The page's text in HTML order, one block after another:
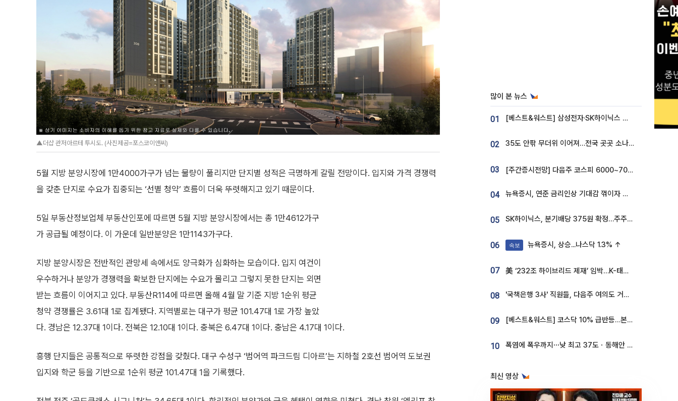
▲더샵 관저아르테 투시도. (사진제공=포스코이앤씨)
5월 지방 분양시장에 1만4000가구가 넘는 물량이 풀리지만 단지별 성적은 극명하게 갈릴 전망이다. 입지와 가격 경쟁력
을 갖춘 단지로 수요가 집중되는 ‘선별 청약’ 흐름이 더욱 뚜렷해지고 있기 때문이다.
5일 부동산정보업체 부동산인포에 따르면 5월 지방 분양시장에서는 총 1만4612가구
가 공급될 예정이다. 이 가운데 일반분양은 1만1143가구다.
지방 분양시장은 전반적인 관망세 속에서도 양극화가 심화하는 모습이다. 입지 여건이
우수하거나 분양가 경쟁력을 확보한 단지에는 수요가 몰리고 그렇지 못한 단지는 외면
받는 흐름이 이어지고 있다. 부동산R114에 따르면 올해 4월 말 기준 지방 1순위 평균
청약 경쟁률은 3.61대 1로 집계됐다. 지역별로는 대구가 평균 101.47대 1로 가장 높았
다. 경남은 12.37대 1이다. 전북은 12.10대 1이다. 충북은 6.47대 1이다. 충남은 4.17대 1이다.
흥행 단지들은 공통적으로 뚜렷한 강점을 갖췄다. 대구 수성구 ‘범어역 파크드림 디아르’는 지하철 2호선 범어역 도보권
입지와 학군 등을 기반으로 1순위 평균 101.47대 1을 기록했다.
많이 본 뉴스
01 [베스트&워스트] 삼성전자·SK하이닉스 밀린 한 주…상상인증권은 85% 급등
02 35도 안팎 무더위 이어져…전국 곳곳 소나기 [오늘 날씨]
03 [주간증시전망] 다음주 코스피 6000~7000⋯“外人 수급은 정책이 변수”
04 뉴욕증시, 연준 금리인상 기대감 꺾이자 상승...S&P500 사상 최고치 [종합]
05 SK하이닉스, 분기배당 375원 확정…주주환원책 9월로 앞당겨 발표
06 속보 뉴욕증시, 상승...나스닥 1.3% ↑
07 美 ‘232조 하이브리드 제재’ 임박…K-태양광, 불확실성 털고 날개 다나
08 '국책은행 3사' 직원들, 다음주 여의도 거리 나서는 까닭은
09 [베스트&워스트] 코스닥 10% 급반등…본느, 최대주주 변경 기대에 270% 폭등
10 폭염에 폭우까지⋯낮 최고 37도ㆍ동해안 강한 비 [날씨]
최신 영상